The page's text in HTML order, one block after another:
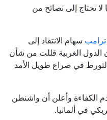
تحتاج إلى نصائح من
ترامب سهام الانتقاد إلى
في صراع طويل الأمد
الكفاءة وأعلن أن واشنطن
في ألمانيا.